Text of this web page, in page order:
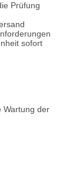
Prüfung
sofort
Wartung der